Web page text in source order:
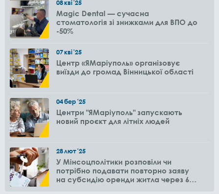
08кві'25
Magic Dental — сучасна
стоматологія зі знижками для ВПО до
-50%
07кві'25
Центр «ЯМаріуполь» організовує
виїзди до громад Вінницької області
04бер'25
Центри "ЯМаріуполь" запускають
новий проєкт для літніх людей
28лют'25
У Мінсоцполітики розповіли чи
потрібно подавати повторно заяву
на субсидію оренди житла через 6